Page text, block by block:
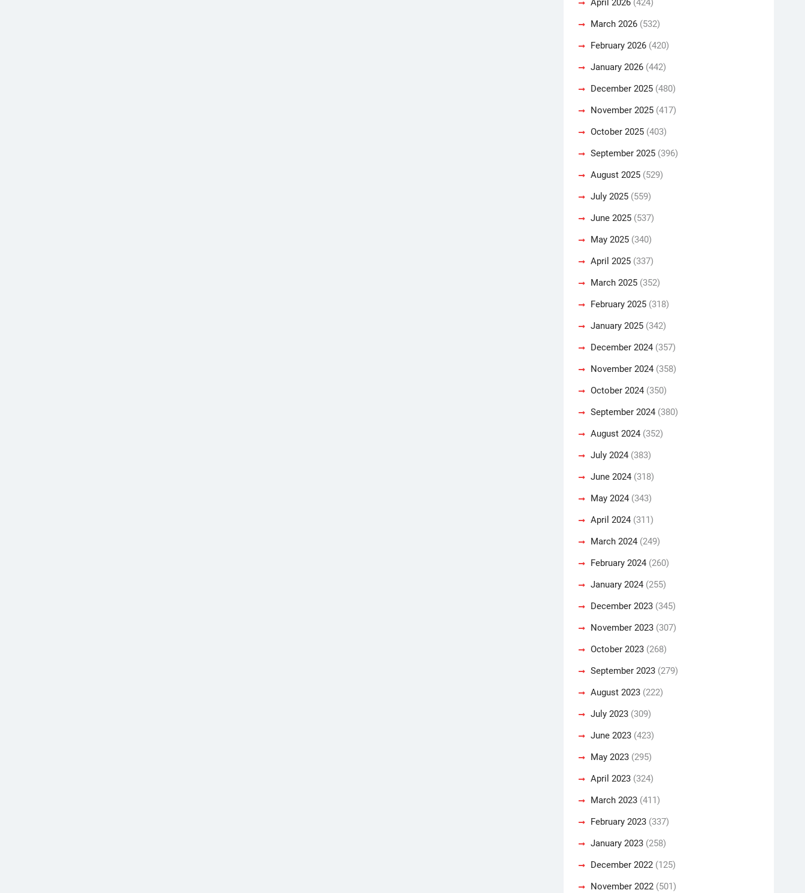
April 2026 (424)
March 2026 (532)
February 2026 (420)
January 2026 (442)
December 2025 (480)
November 2025 (417)
October 2025 (403)
September 2025 (396)
August 2025 (529)
July 2025 (559)
June 2025 (537)
May 2025 (340)
April 2025 (337)
March 2025 (352)
February 2025 (318)
January 2025 (342)
December 2024 (357)
November 2024 (358)
October 2024 (350)
September 2024 (380)
August 2024 (352)
July 2024 (383)
June 2024 (318)
May 2024 (343)
April 2024 (311)
March 2024 (249)
February 2024 (260)
January 2024 (255)
December 2023 (345)
November 2023 (307)
October 2023 (268)
September 2023 (279)
August 2023 (222)
July 2023 (309)
June 2023 (423)
May 2023 (295)
April 2023 (324)
March 2023 (411)
February 2023 (337)
January 2023 (258)
December 2022 (125)
November 2022 (501)